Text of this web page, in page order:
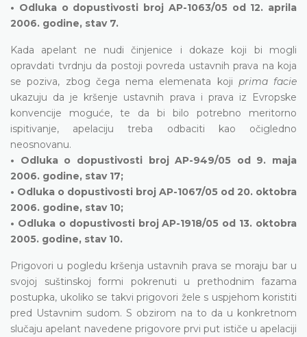
• Odluka o dopustivosti broj AP-1063/05 od 12. aprila
2006. godine, stav 7.
Kada apelant ne nudi činjenice i dokaze koji bi mogli
opravdati tvrdnju da postoji povreda ustavnih prava na koja
se poziva, zbog čega nema elemenata koji prima facie
ukazuju da je kršenje ustavnih prava i prava iz Evropske
konvencije moguće, te da bi bilo potrebno meritorno
ispitivanje, apelaciju treba odbaciti kao očigledno
neosnovanu.
• Odluka o dopustivosti broj AP-949/05 od 9. maja
2006. godine, stav 17;
• Odluka o dopustivosti broj AP-1067/05 od 20. oktobra
2006. godine, stav 10;
• Odluka o dopustivosti broj AP-1918/05 od 13. oktobra
2005. godine, stav 10.
Prigovori u pogledu kršenja ustavnih prava se moraju bar u
svojoj suštinskoj formi pokrenuti u prethodnim fazama
postupka, ukoliko se takvi prigovori žele s uspjehom koristiti
pred Ustavnim sudom. S obzirom na to da u konkretnom
slučaju apelant navedene prigovore prvi put ističe u apelaciji